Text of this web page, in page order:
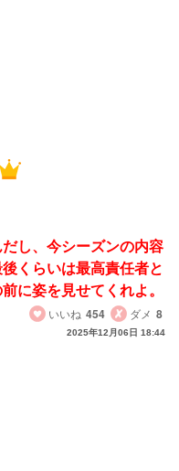
し、今シーズンの内容
くらいは最高責任者と
に姿を見せてくれよ。
いいね 454 ダメ 8
2025年12月06日 18:44